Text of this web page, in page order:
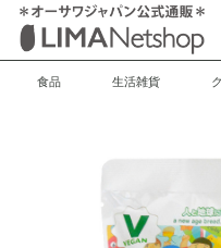
食品 生活雑貨